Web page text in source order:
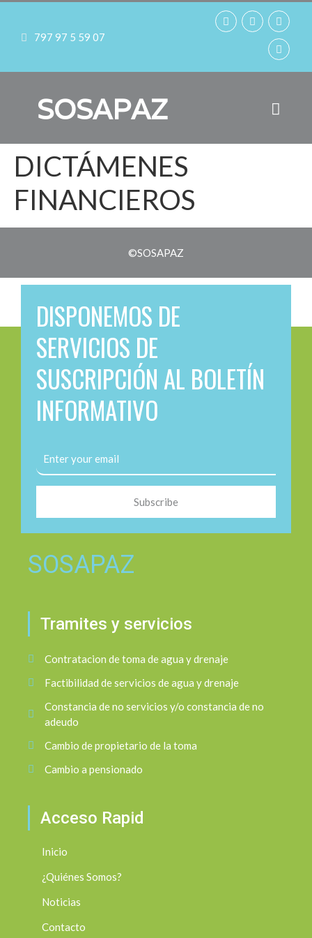
797 97 5 59 07
SOSAPAZ
DICTÁMENES
FINANCIEROS
©SOSAPAZ
DISPONEMOS DE
SERVICIOS DE
SUSCRIPCIÓN AL BOLETÍN
INFORMATIVO
Subscribe
SOSAPAZ
Tramites y servicios
Contratacion de toma de agua y drenaje
Factibilidad de servicios de agua y drenaje
Constancia de no servicios y/o constancia de no
adeudo
Cambio de propietario de la toma
Cambio a pensionado
Acceso Rapid
Inicio
¿Quiénes Somos?
Noticias
Contacto